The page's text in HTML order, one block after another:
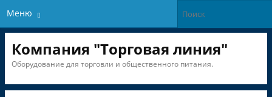
Меню
Компания "Торговая линия"
Оборудование для торговли и общественного питания.